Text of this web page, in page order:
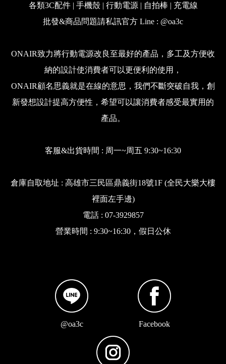
各類3C配件 | 手機殼 | 行動電源 | 自拍棒 | 充電線
批發&商品問題請私訊官方 Line : @oa3c
ONAIR致力將行動電源改良至最好的產品，多工及方便收
納的設計使消費者可以更便利的使用，
ONAIR顧名思義就是在線的意思，我們不斷突破自我，創
新發想設計提高方便性，希望可以讓消費者感受最實用的
產品。
客服&出貨時間 : 周一~周五 9:30~16:30
倉庫自取地址 : 高雄市三民區鼎義街18號1F (全民大樂大樓
裡面左手邊)
電話 : 07-3929857
營業時間 : 9:30~16:30，假日公休
@oa3c Facebook